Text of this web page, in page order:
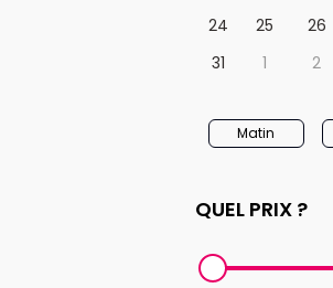
24
25 26
31
1 2
Matin
QUEL PRIX ?